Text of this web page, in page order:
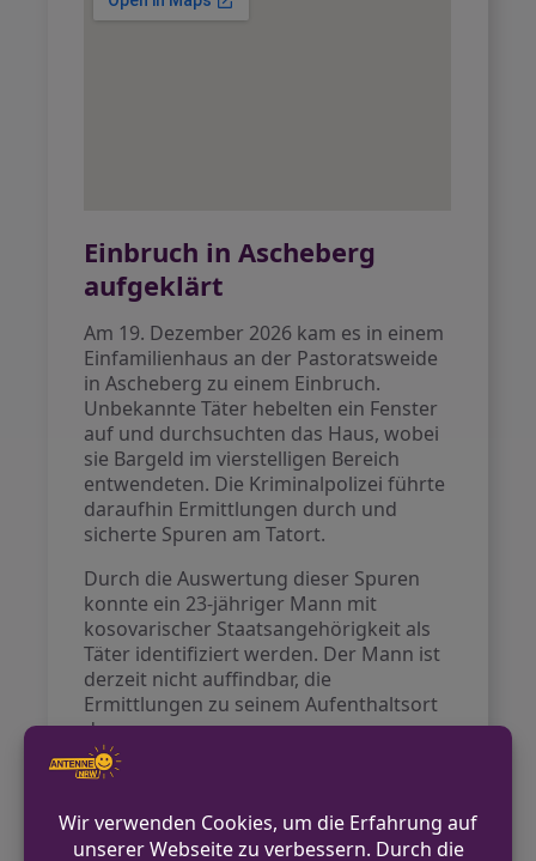
Einbruch in Ascheberg
aufgeklärt
Am 19. Dezember 2026 kam es in einem
Einfamilienhaus an der Pastoratsweide
in Ascheberg zu einem Einbruch.
Unbekannte Täter hebelten ein Fenster
auf und durchsuchten das Haus, wobei
sie Bargeld im vierstelligen Bereich
entwendeten. Die Kriminalpolizei führte
daraufhin Ermittlungen durch und
sicherte Spuren am Tatort.
Durch die Auswertung dieser Spuren
konnte ein 23-jähriger Mann mit
kosovarischer Staatsangehörigkeit als
Täter identifiziert werden. Der Mann ist
derzeit nicht auffindbar, die
Ermittlungen zu seinem Aufenthaltsort
dauern an.
VORHERIGER BEITRAG
Essen: Fünf Kupferdiebe vorläufig